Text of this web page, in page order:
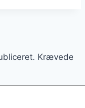
Krævede